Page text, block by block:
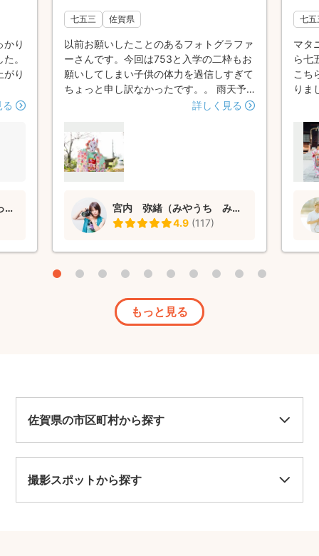
かり
。
がり
glam photo高木皓史 (あっきー)
七五三 佐賀県
以前お願いしたことのあるフォトグラファ
ーさんです。今回は753と入学の二枠もお
願いしてしまい子供の体力を過信しすぎて
ちょっと申し訳なかったです。。 雨天予
報がでてしまい急な変更な上に次のお客様
ださってありがたいやら申し訳ないやらで
私の方が反省しております。 ただ！お写
真も持参してくださった傘も素人着替えの
色々なところでご活躍のことと存じます。
またいつか、私の方も準備万端にしておね
うございました！！
詳しく見る
宮内 弥緒（みやうち みお）
4.9 (117)
七五
マタ
ら七
こち
りま
も
もっと見る
佐賀県の市区町村から探す
撮影スポットから探す